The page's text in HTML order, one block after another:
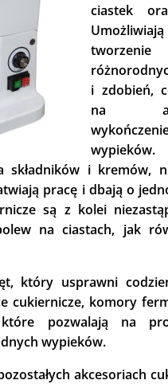
ciastek
tworzenie
i zdobień,
na
składników i kremów,
pracę i dbają o
są z kolei
na ciastach, jak
który usprawni
cukiernicze, komory
pozwalają na
wypieków.
akcesoriach